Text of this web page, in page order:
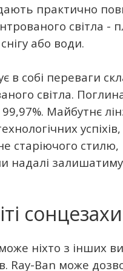
практично
світла -
або води.
в собі переваги
світла.
Майбутнє
старіючого
надалі
ніхто з інших
Ray-Ban може